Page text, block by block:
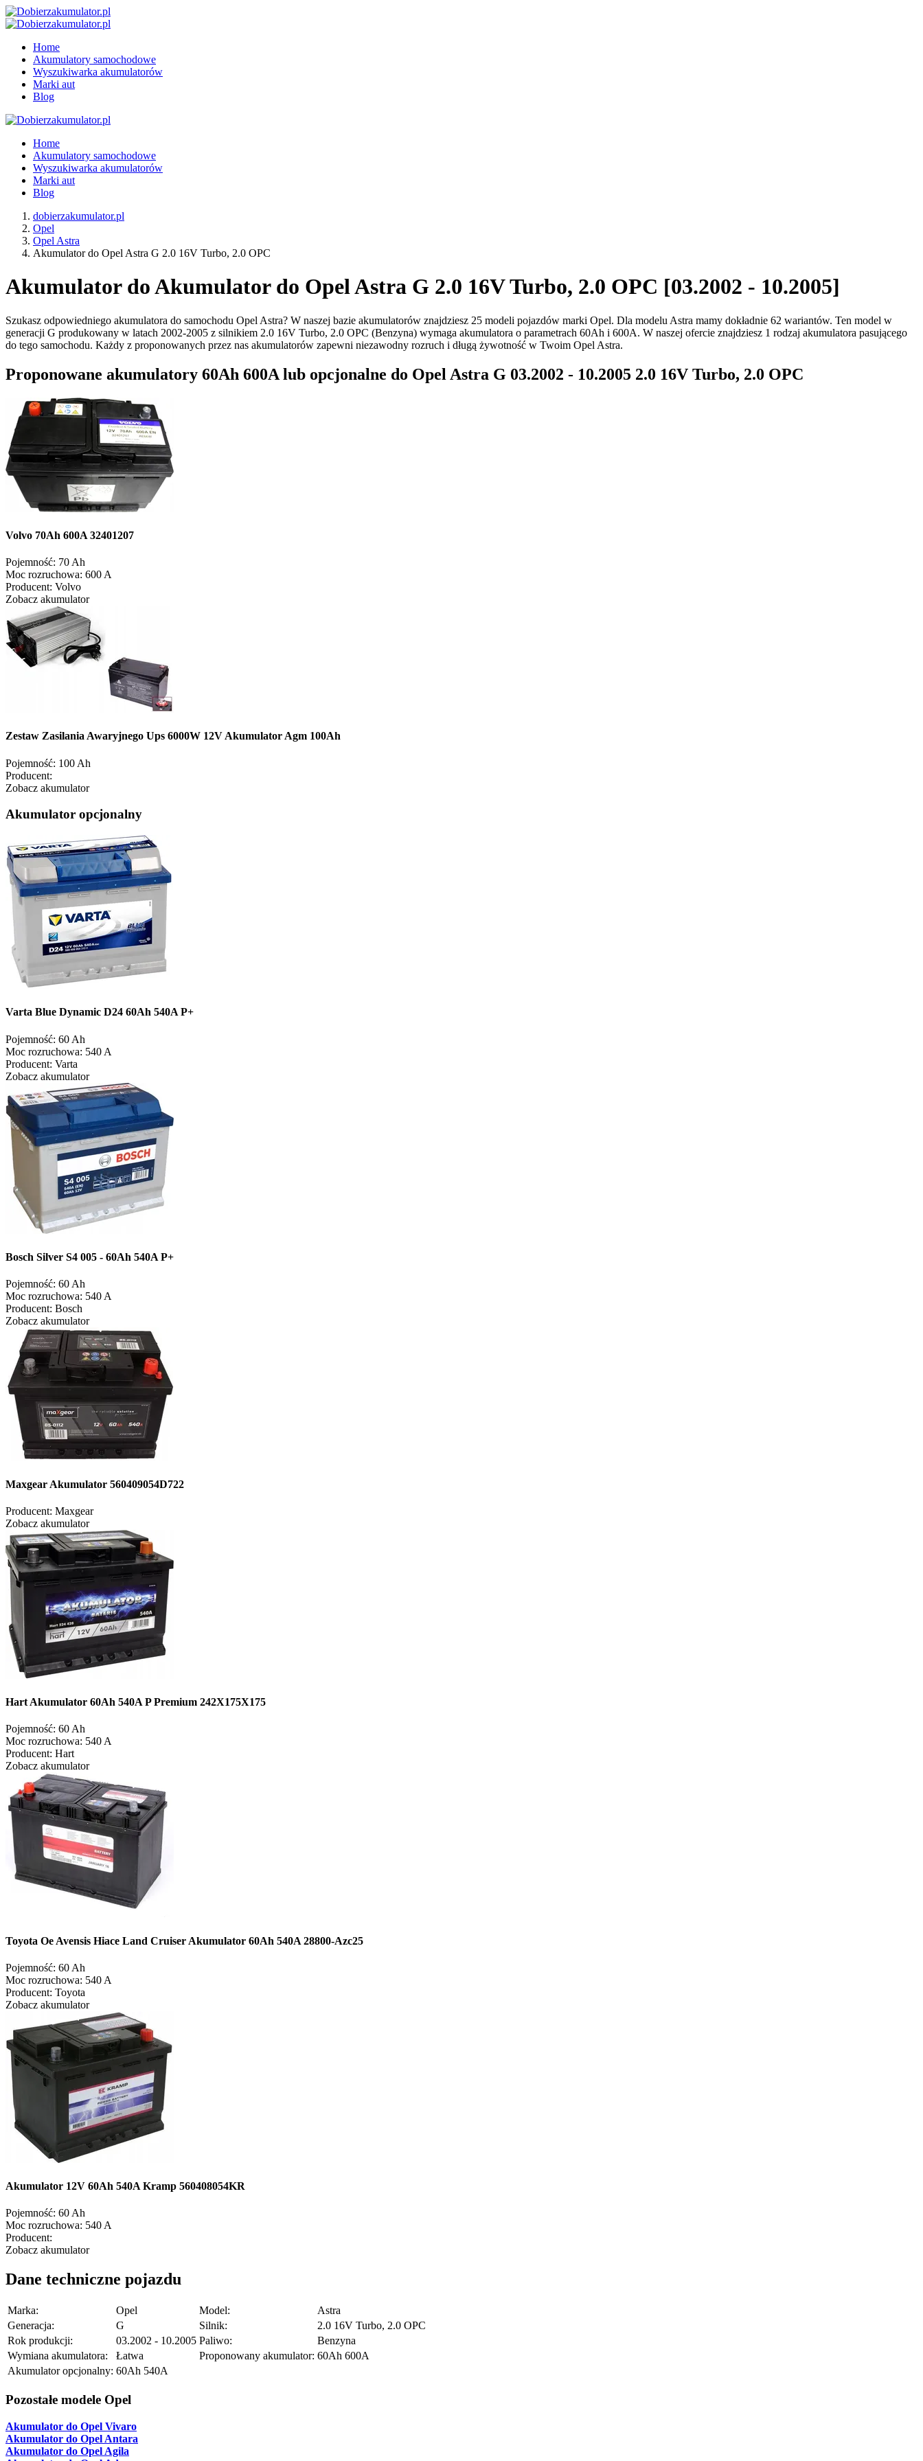
Home
Akumulatory samochodowe
Wyszukiwarka akumulatorów
Marki aut
Blog
Home
Akumulatory samochodowe
Wyszukiwarka akumulatorów
Marki aut
Blog
dobierzakumulator.pl
Opel
Opel Astra
Akumulator do Opel Astra G 2.0 16V Turbo, 2.0 OPC
Akumulator do Akumulator do Opel Astra G 2.0 16V Turbo, 2.0 OPC [03.2002 - 10.2005]
Szukasz odpowiedniego akumulatora do samochodu Opel Astra? W naszej bazie akumulatorów znajdziesz 25 modeli pojazdów marki Opel. Dla modelu Astra mamy dokładnie 62 wariantów. Ten model w
generacji G produkowany w latach 2002-2005 z silnikiem 2.0 16V Turbo, 2.0 OPC (Benzyna) wymaga akumulatora o parametrach 60Ah i 600A. W naszej ofercie znajdziesz 1 rodzaj akumulatora pasującego
do tego samochodu. Każdy z proponowanych przez nas akumulatorów zapewni niezawodny rozruch i długą żywotność w Twoim Opel Astra.
Proponowane akumulatory 60Ah 600A lub opcjonalne do Opel Astra G 03.2002 - 10.2005 2.0 16V Turbo, 2.0 OPC
Volvo 70Ah 600A 32401207
Pojemność: 70 Ah
Moc rozruchowa: 600 A
Producent: Volvo
Zobacz akumulator
Zestaw Zasilania Awaryjnego Ups 6000W 12V Akumulator Agm 100Ah
Pojemność: 100 Ah
Producent:
Zobacz akumulator
Akumulator opcjonalny
Varta Blue Dynamic D24 60Ah 540A P+
Pojemność: 60 Ah
Moc rozruchowa: 540 A
Producent: Varta
Zobacz akumulator
Bosch Silver S4 005 - 60Ah 540A P+
Pojemność: 60 Ah
Moc rozruchowa: 540 A
Producent: Bosch
Zobacz akumulator
Maxgear Akumulator 560409054D722
Producent: Maxgear
Zobacz akumulator
Hart Akumulator 60Ah 540A P Premium 242X175X175
Pojemność: 60 Ah
Moc rozruchowa: 540 A
Producent: Hart
Zobacz akumulator
Toyota Oe Avensis Hiace Land Cruiser Akumulator 60Ah 540A 28800-Azc25
Pojemność: 60 Ah
Moc rozruchowa: 540 A
Producent: Toyota
Zobacz akumulator
Akumulator 12V 60Ah 540A Kramp 560408054KR
Pojemność: 60 Ah
Moc rozruchowa: 540 A
Producent:
Zobacz akumulator
Dane techniczne pojazdu
Marka: Opel Model:
Astra
Generacja:
G Silnik:
2.0 16V Turbo, 2.0 OPC
Rok produkcji:
03.2002 - 10.2005 Paliwo:
Benzyna
Wymiana akumulatora:
Łatwa Proponowany akumulator: 60Ah 600A
Akumulator opcjonalny: 60Ah 540A
Pozostałe modele Opel
Akumulator do Opel Vivaro
Akumulator do Opel Antara
Akumulator do Opel Agila